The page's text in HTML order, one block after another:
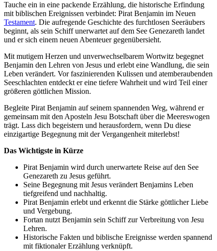
Tauche ein in eine packende Erzählung, die historische Erfindung
mit biblischen Ereignissen verbindet: Pirat Benjamin im Neuen
Testament. Die aufregende Geschichte des furchtlosen Seeräubers
beginnt, als sein Schiff unerwartet auf dem See Genezareth landet
und er sich einem neuen Abenteuer gegenübersieht.
Mit mutigem Herzen und unverwechselbarem Wortwitz begegnet
Benjamin den Lehren von Jesus und erlebt eine Wandlung, die sein
Leben verändert. Vor faszinierenden Kulissen und atemberaubenden
Seeschlachten entdeckt er eine tiefere Wahrheit und wird Teil einer
größeren göttlichen Mission.
Begleite Pirat Benjamin auf seinem spannenden Weg, während er
gemeinsam mit den Aposteln Jesu Botschaft über die Meereswogen
trägt. Lass dich begeistern und herausfordern, wenn Du diese
einzigartige Begegnung mit der Vergangenheit miterlebst!
Das Wichtigste in Kürze
Pirat Benjamin wird durch unerwartete Reise auf den See
Genezareth zu Jesus geführt.
Seine Begegnung mit Jesus verändert Benjamins Leben
tiefgreifend und nachhaltig.
Pirat Benjamin erlebt und erkennt die Stärke göttlicher Liebe
und Vergebung.
Fortan nutzt Benjamin sein Schiff zur Verbreitung von Jesu
Lehren.
Historische Fakten und biblische Ereignisse werden spannend
mit fiktionaler Erzählung verknüpft.